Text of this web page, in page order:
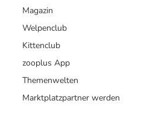
Magazin
Welpenclub
Kittenclub
zooplus App
Themenwelten
Marktplatzpartner werden